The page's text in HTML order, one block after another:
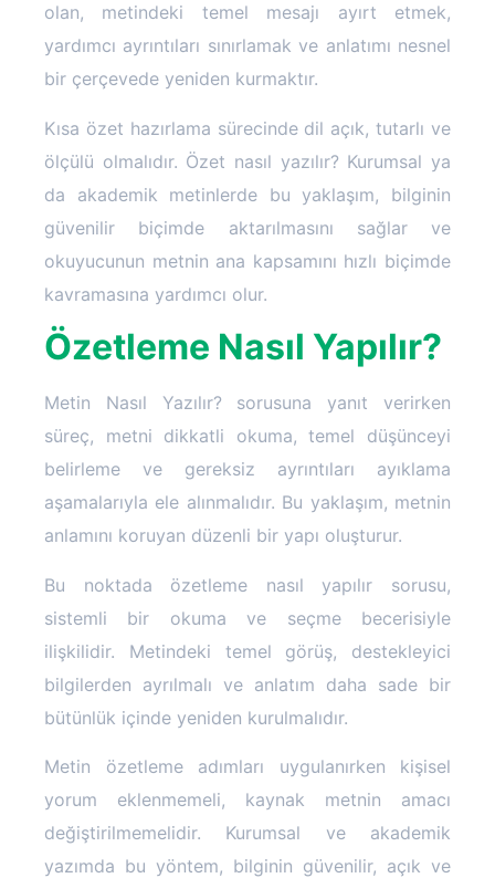
olan, metindeki temel mesajı ayırt etmek,
yardımcı ayrıntıları sınırlamak ve anlatımı nesnel
bir çerçevede yeniden kurmaktır.
Kısa özet hazırlama sürecinde dil açık, tutarlı ve
ölçülü olmalıdır. Özet nasıl yazılır? Kurumsal ya
da akademik metinlerde bu yaklaşım, bilginin
güvenilir biçimde aktarılmasını sağlar ve
okuyucunun metnin ana kapsamını hızlı biçimde
kavramasına yardımcı olur.
Özetleme Nasıl Yapılır?
Metin Nasıl Yazılır? sorusuna yanıt verirken
süreç, metni dikkatli okuma, temel düşünceyi
belirleme ve gereksiz ayrıntıları ayıklama
aşamalarıyla ele alınmalıdır. Bu yaklaşım, metnin
anlamını koruyan düzenli bir yapı oluşturur.
Bu noktada özetleme nasıl yapılır sorusu,
sistemli bir okuma ve seçme becerisiyle
ilişkilidir. Metindeki temel görüş, destekleyici
bilgilerden ayrılmalı ve anlatım daha sade bir
bütünlük içinde yeniden kurulmalıdır.
Metin özetleme adımları uygulanırken kişisel
yorum eklenmemeli, kaynak metnin amacı
değiştirilmemelidir. Kurumsal ve akademik
yazımda bu yöntem, bilginin güvenilir, açık ve